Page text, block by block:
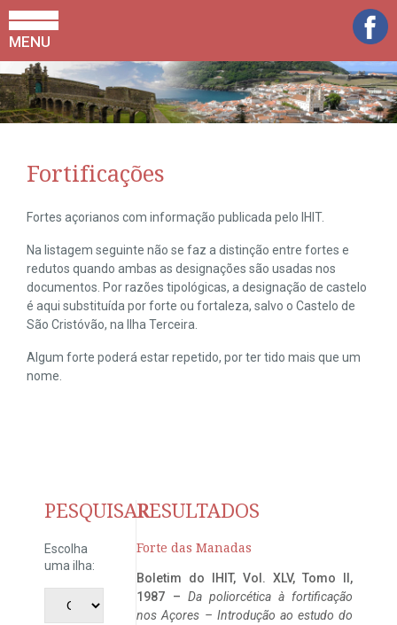
MENU
Fortificações
Fortes açorianos com informação publicada pelo IHIT.
Na listagem seguinte não se faz a distinção entre fortes e
redutos quando ambas as designações são usadas nos
documentos. Por razões tipológicas, a designação de castelo
é aqui substituída por forte ou fortaleza, salvo o Castelo de
São Cristóvão, na Ilha Terceira.
Algum forte poderá estar repetido, por ter tido mais que um
nome.
PESQUISAR
Escolha
uma ilha:
RESULTADOS
Forte das Manadas
Boletim do IHIT, Vol. XLV, Tomo II,
1987 – Da poliorcética à fortificação
nos Açores – Introdução ao estudo do